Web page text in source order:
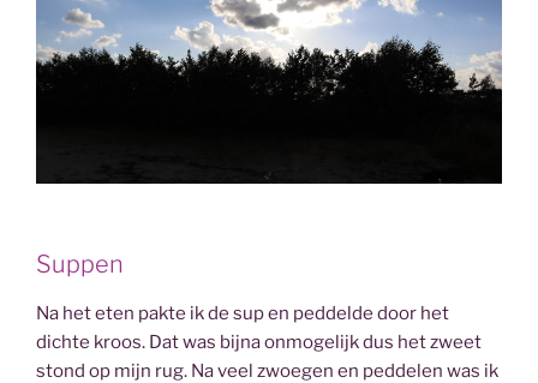
Suppen
Na het eten pakte ik de sup en peddelde door het
dichte kroos. Dat was bijna onmogelijk dus het zweet
stond op mijn rug. Na veel zwoegen en peddelen was ik